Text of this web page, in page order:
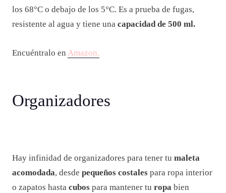
los 68°C o debajo de los 5°C. Es a prueba de fugas,
resistente al agua y tiene una capacidad de 500 ml.
Encuéntralo en Amazon.
Organizadores
Hay infinidad de organizadores para tener tu maleta
acomodada, desde pequeños costales para ropa interior
o zapatos hasta cubos para mantener tu ropa bien